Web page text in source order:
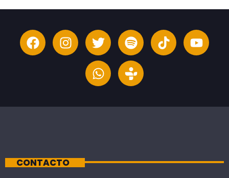
CONTACTO